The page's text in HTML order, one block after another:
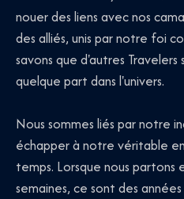
nouer des liens avec nos
des alliés, unis par notre foi
savons que d'autres
quelque part dans l'univers.
Nous sommes liés par notre
échapper à notre véritable
temps. Lorsque nous partons
semaines, ce sont des